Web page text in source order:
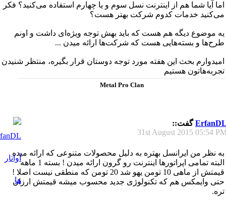
اما آیا شما هم از اینترنت نسل سوم و یا چهارم استفاده می‌کنید؟ فکر
می‌کنید خدمات‌ کدوم شرکت بهتر هست؟
یه موضوع دیگه هم هست که باید بهش توجه ویژه‌ای داشت و اونم
طرح‌ها و بسته‌هایی هست که شرکت‌ها ارائه میدن ...
امیدوارم بحث این هفته مورد توجه دوستان قرار بگیره، منتظر شنیدن
تجربه‌هاتون هستیم
Metal Pro Clan
گفت::
31st August 2015 05:54
به نظر من ایرانسل بهتره به دلیل محصولات متنوعی که ارائه میده
البته تمامی اپراتورها اینترنت رو گرون ارائه میدن ! بسته 1 ماهه
قیمتش از ماهی 10 تومن یهو شد 20 تومن که منطقی نیست اصلا !
حتی وایمکس هم که تکنولوژی جدید محسوب میشه قیمتش ارزان
تره.